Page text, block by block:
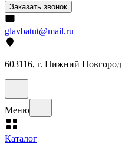
Заказать звонок
glavbatut@mail.ru
603116, г. Нижний
Меню
Каталог